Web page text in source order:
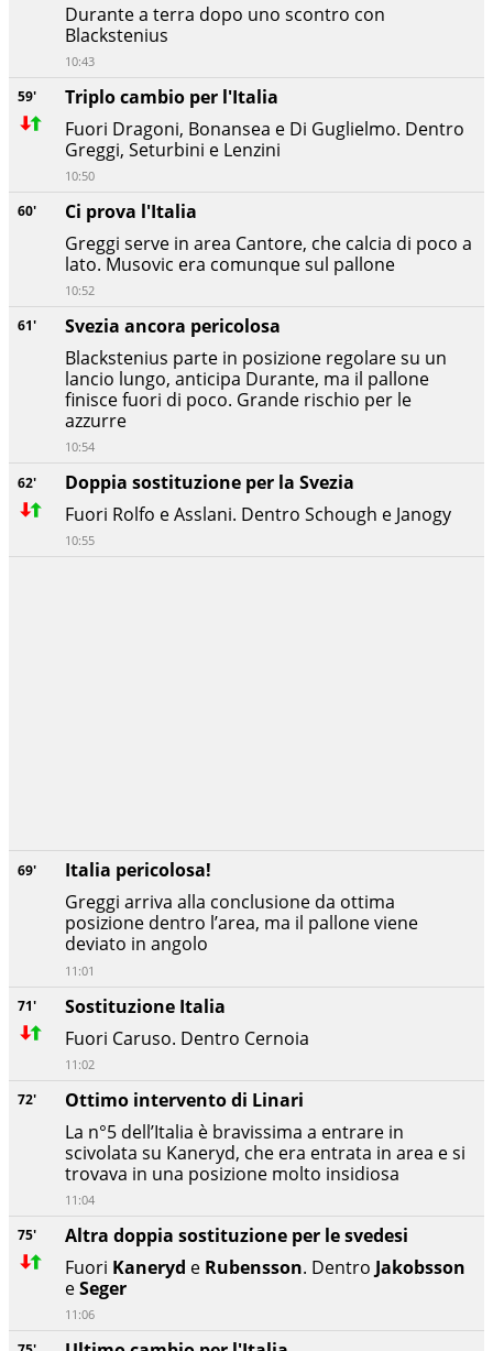
75'
Altra doppia sostituzione per le svedesi
Fuori Kaneryd e Rubensson. Dentro Jakobsson
eSeger
11:06
72'
Ottimo intervento di Linari
La n°5 dell’Italia è bravissima a entrare in
scivolata su Kaneryd, che era entrata in area e si
trovava in una posizione molto insidiosa
11:04
71'
Sostituzione Italia
Fuori Caruso. Dentro Cernoia
11:02
69'
Italia pericolosa!
Greggi arriva alla conclusione da ottima
posizione dentro l’area, ma il pallone viene
deviato in angolo
11:01
62'
Doppia sostituzione per la Svezia
Fuori Rolfo e Asslani. Dentro Schough e Janogy
10:55
61'
Svezia ancora pericolosa
Blackstenius parte in posizione regolare su un
lancio lungo, anticipa Durante, ma il pallone
finisce fuori di poco. Grande rischio per le
azzurre
10:54
60'
Ci prova l'Italia
Greggi serve in area Cantore, che calcia di poco a
lato. Musovic era comunque sul pallone
10:52
59'
Triplo cambio per l'Italia
Fuori Dragoni, Bonansea e Di Guglielmo. Dentro
Greggi, Seturbini e Lenzini
10:50
Durante a terra dopo uno scontro con
Blackstenius
10:43